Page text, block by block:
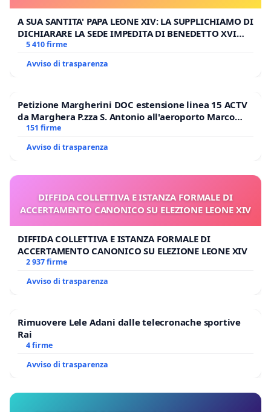
A SUA SANTITA' PAPA LEONE XIV: LA SUPPLICHIAMO DI
DICHIARARE LA SEDE IMPEDITA DI BENEDETTO XVI
E/O DI FAR APRIRE IL RELATIVO PROCESSO
5 410 firme
Avviso di trasparenza
Petizione Margherini DOC estensione linea 15 ACTV
da Marghera P.zza S. Antonio all'aeroporto Marco
Polo tariffa a € 1,50
151 firme
Avviso di trasparenza
DIFFIDA COLLETTIVA E ISTANZA FORMALE DI
ACCERTAMENTO CANONICO SU ELEZIONE LEONE XIV
DIFFIDA COLLETTIVA E ISTANZA FORMALE DI
ACCERTAMENTO CANONICO SU ELEZIONE LEONE XIV
2 937 firme
Avviso di trasparenza
Rimuovere Lele Adani dalle telecronache sportive
Rai
4 firme
Avviso di trasparenza